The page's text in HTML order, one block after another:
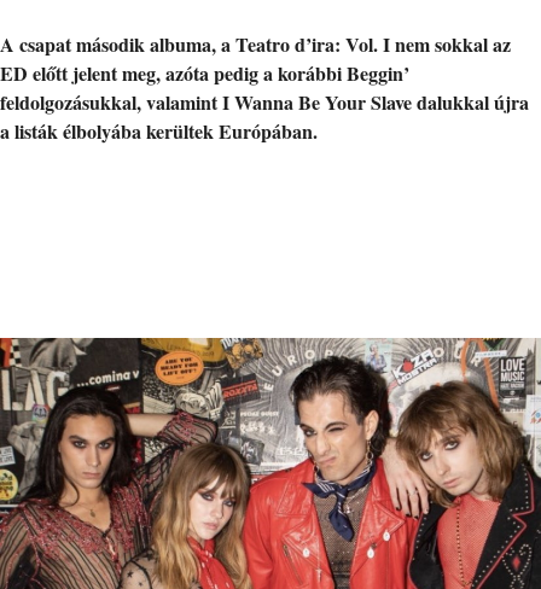
A csapat második albuma, a Teatro d’ira: Vol. I nem sokkal az
ED előtt jelent meg, azóta pedig a korábbi Beggin’
feldolgozásukkal, valamint I Wanna Be Your Slave dalukkal újra
a listák élbolyába kerültek Európában.